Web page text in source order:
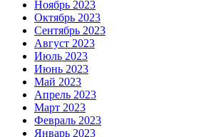
Ноябрь 2023
Октябрь 2023
Сентябрь 2023
Август 2023
Июль 2023
Июнь 2023
Май 2023
Апрель 2023
Март 2023
Февраль 2023
Январь 2023